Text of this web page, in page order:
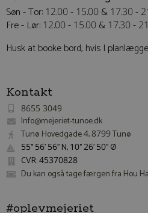
Søn - Tor: 12.00 - 15.00 & 17.30 -
Fre - Lør: 12.00 - 15.00 & 17.30 -
Husk at booke bord, hvis I
Kontakt
8655 3049
Info@mejeriet-tunoe.dk
Tunø Hovedgade 4, 8799 Tunø
55° 56' 56'' N, 10° 26' 50'' Ø
CVR: 45370828
Du kan også tage færgen fra Hou
#oplevmejeriet